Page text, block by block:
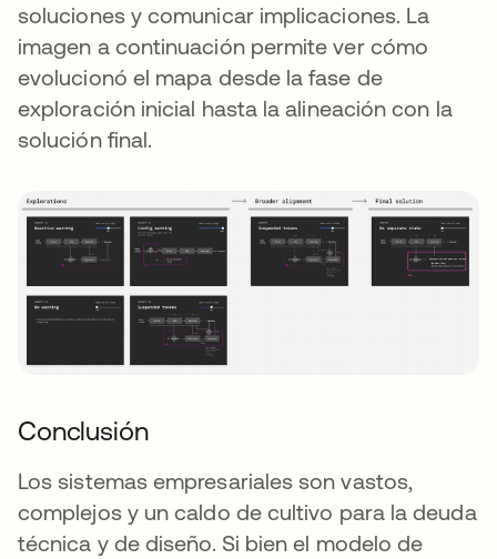
soluciones y comunicar implicaciones. La
imagen a continuación permite ver cómo
evolucionó el mapa desde la fase de
exploración inicial hasta la alineación con la
solución final.
Conclusión
Los sistemas empresariales son vastos,
complejos y un caldo de cultivo para la deuda
técnica y de diseño. Si bien el modelo de